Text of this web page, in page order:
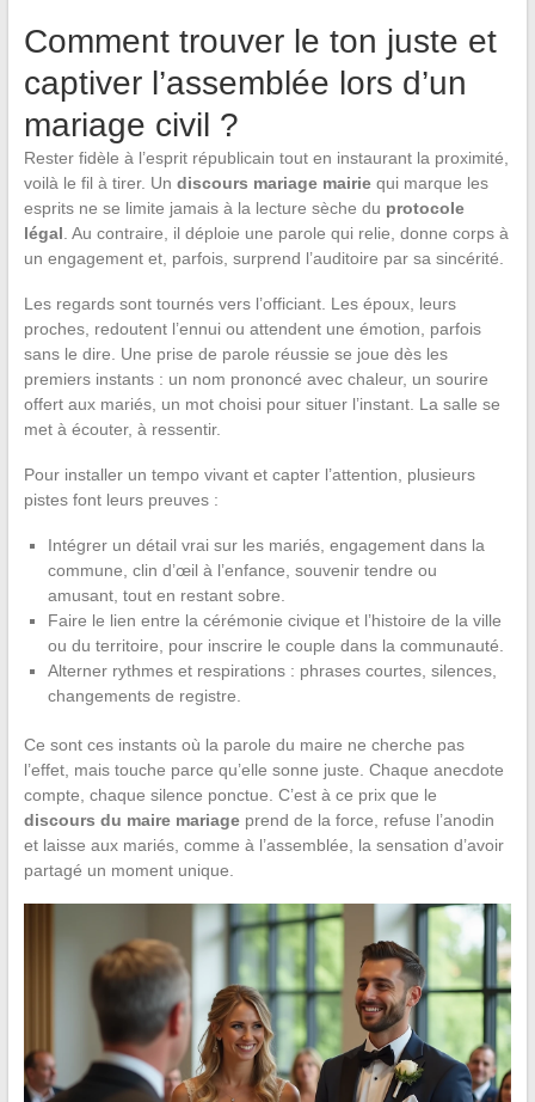
Comment trouver le ton juste et
captiver l’assemblée lors d’un
mariage civil ?
Rester fidèle à l’esprit républicain tout en instaurant la proximité,
voilà le fil à tirer. Un discours mariage mairiequi marque les
esprits ne se limite jamais à la lecture sèche du protocole
légal . Au contraire, il déploie une parole qui relie, donne corps à
un engagement et, parfois, surprend l’auditoire par sa sincérité.
Les regards sont tournés vers l’officiant. Les époux, leurs
proches, redoutent l’ennui ou attendent une émotion, parfois
sans le dire. Une prise de parole réussie se joue dès les
premiers instants : un nom prononcé avec chaleur, un sourire
offert aux mariés, un mot choisi pour situer l’instant. La salle se
met à écouter, à ressentir.
Pour installer un tempo vivant et capter l’attention, plusieurs
pistes font leurs preuves :
Intégrer un détail vrai sur les mariés, engagement dans la
commune, clin d’œil à l’enfance, souvenir tendre ou
amusant, tout en restant sobre.
Faire le lien entre la cérémonie civique et l’histoire de la ville
ou du territoire, pour inscrire le couple dans la communauté.
Alterner rythmes et respirations : phrases courtes, silences,
changements de registre.
Ce sont ces instants où la parole du maire ne cherche pas
l’effet, mais touche parce qu’elle sonne juste. Chaque anecdote
compte, chaque silence ponctue. C’est à ce prix que le
discours du maire mariageprend de la force, refuse l’anodin
et laisse aux mariés, comme à l’assemblée, la sensation d’avoir
partagé un moment unique.